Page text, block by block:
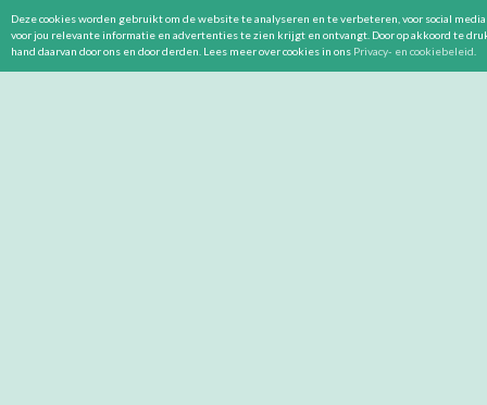
Deze cookies worden gebruikt om de website te analyseren en te verbeteren, voor social
voor jou relevante informatie en advertenties te zien krijgt en ontvangt. Door op akkoord te
hand daarvan door ons en door derden. Lees meer over cookies in ons Privacy- en cookiebeleid